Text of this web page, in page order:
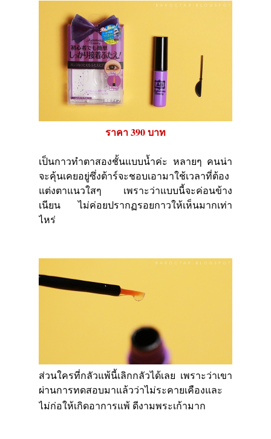
ราคา 390 บาท
เป็นกาวทำตาสองชั้นแบบน้ำค่ะ หลายๆ คนน่า
จะคุ้นเคยอยู่ซึ่งต้าร์จะชอบเอามาใช้เวลาที่ต้อง
แต่งตาแนวใสๆ เพราะว่าแบบนี้จะค่อนข้าง
เนียน ไม่ค่อยปรากฏรอยกาวให้เห็นมากเท่า
ไหร่
ส่วนใครที่กลัวแพ้นี้เลิกกลัวได้เลย เพราะว่าเขา
ผ่านการทดสอบมาแล้วว่าไม่ระคายเคืองและ
ไม่ก่อให้เกิดอาการแพ้ ดีงามพระเก้ามาก